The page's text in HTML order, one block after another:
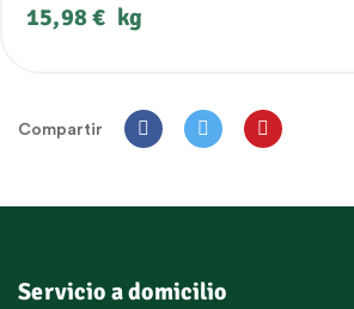
Precio
15,98 € kg
Compartir
Servicio a domicilio